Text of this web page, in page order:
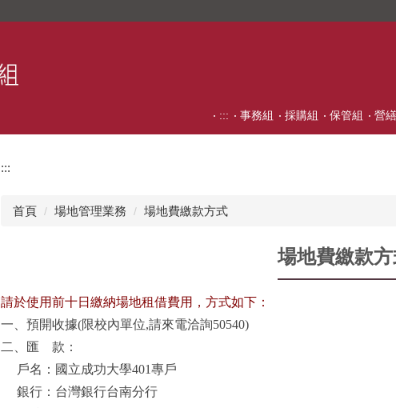
::: 事務組 採購組 保管組 營
:::
首頁 場地管理業務 場地費繳款方式
場地費繳款
請於使用前十日繳納場地租借費用，方式如下：
一、預開收據(限校內單位,請來電洽詢50540)
二、匯 款：
戶名：國立成功大學401專戶
銀行：台灣銀行台南分行